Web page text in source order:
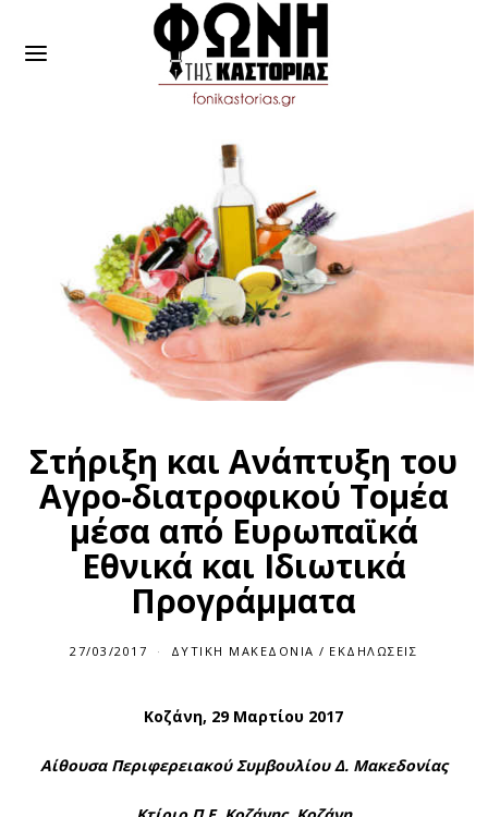
Στήριξη και Ανάπτυξη του
Αγρο-διατροφικού Τομέα
μέσα από Ευρωπαϊκά
Εθνικά και Ιδιωτικά
Προγράμματα
27/03/2017 ΔΥΤΙΚΉ ΜΑΚΕΔΟΝΊΑ / ΕΚΔΗΛΏΣΕΙΣ
Κοζάνη, 29 Μαρτίου 2017
Αίθουσα Περιφερειακού Συμβουλίου Δ. Μακεδονίας